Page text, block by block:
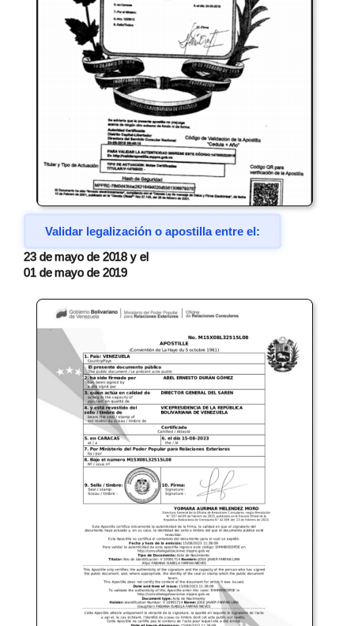
Validar legalización o apostilla entre el:
23 de mayo de 2018 y el
01 de mayo de 2019